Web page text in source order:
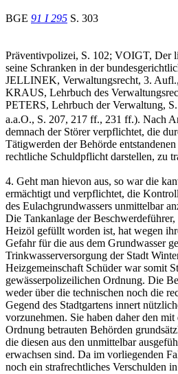
BGE 91 I 295 S. 303
Präventivpolizei, S. 102; VOIGT, Der
seine Schranken in der
JELLINEK, Verwaltungsrecht, 3.
KRAUS, Lehrbuch des
PETERS, Lehrbuch der Verwaltung,
a.a.O., S. 207, 217 ff., 231 ff.). Nach
demnach der Störer verpflichtet, die
Tätigwerden der Behörde
rechtliche Schuldpflicht darstellen, zu
4. Geht man hievon aus, so war die
ermächtigt und verpflichtet, die
des Eulachgrundwassers unmittelbar
Die Tankanlage der
Heizöl gefüllt worden ist, hat wegen
Gefahr für die aus dem Grundwasser
Trinkwasserversorgung der Stadt
Heizgemeinschaft Schüder war somit
gewässerpolizeilichen Ordnung. Die
weder über die technischen noch die
Gegend des Stadtgartens innert
vorzunehmen. Sie haben daher den
Ordnung betrauten Behörden
die diesen aus den unmittelbar
erwachsen sind. Da im vorliegenden
noch ein strafrechtliches Verschulden